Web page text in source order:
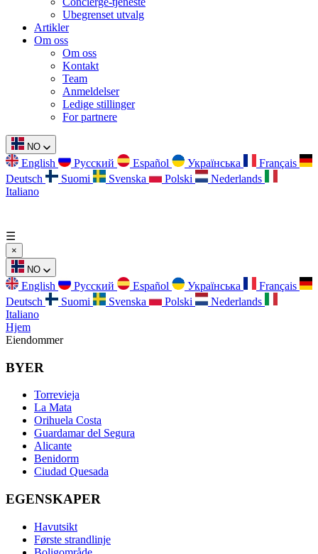
Ubegrenset utvalg
Artikler
Om oss
Om oss
Kontakt
Team
Anmeldelser
Ledige stillinger
For partnere
NO
English Русский Español Українська
Français
Deutsch
Suomi Svenska Polski
Nederlands
Italiano
☰
×
NO
English Русский Español Українська
Français
Deutsch
Suomi Svenska Polski
Nederlands
Italiano
Hjem
Eiendommer
BYER
Torrevieja
La Mata
Orihuela Costa
Guardamar del Segura
Alicante
Benidorm
Ciudad Quesada
EGENSKAPER
Havutsikt
Første strandlinje